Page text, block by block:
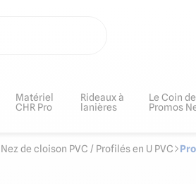
Matériel
CHR Pro
Rideaux à
lanières
Le Coin
Promos
Nez de cloison PVC / Profilés en U PVC